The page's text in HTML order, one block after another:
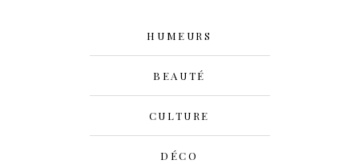
HUMEURS
BEAUTÉ
CULTURE
DÉCO